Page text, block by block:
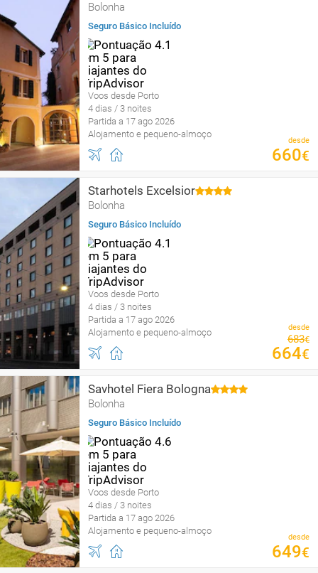
Bolonha
Seguro Básico Incluído
Voos desde Porto
4 dias / 3 noites
Partida a 17 ago 2026
Alojamento e pequeno-almoço
desde
660€
Starhotels Excelsior
Bolonha
Seguro Básico Incluído
Voos desde Porto
4 dias / 3 noites
Partida a 17 ago 2026
Alojamento e pequeno-almoço
desde
683€
664€
Savhotel Fiera Bologna
Bolonha
Seguro Básico Incluído
Voos desde Porto
4 dias / 3 noites
Partida a 17 ago 2026
Alojamento e pequeno-almoço
desde
649€